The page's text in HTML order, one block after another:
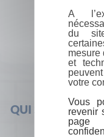
QUI SOMMES-
A
du
mesure
et
votre
Vous
revenir